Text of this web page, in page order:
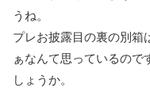
うね。
プレお披露目の裏の別箱
ぁなんて思っているの
しょうか。